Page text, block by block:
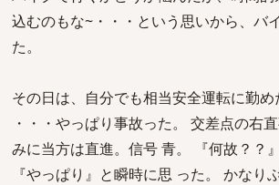
込むのもな~・・・という思いから、バ
た。
その日は、自分でも相当安全運転に勤
・・・やっぱり事故った。 交差点の右
みに当方は直進。信号 青。 『何故？？
『やっぱり』と瞬時に思 った。 かなり